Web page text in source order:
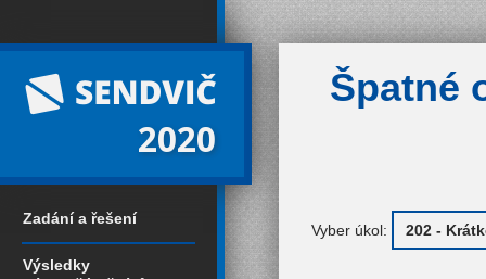
2020
Zadání a řešení
Výsledky
Špatné
Vyber úkol: